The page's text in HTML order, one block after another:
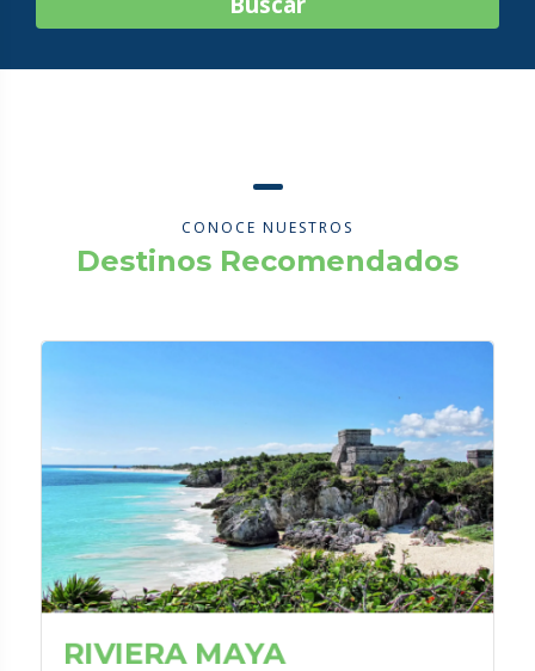
CONOCE NUESTROS
Destinos Recomendados
RIVIERA MAYA
¿QUÉ HACER?
Conoce sus majestuosos sitios
arqueológicos.
Ven a sus parques naturales y
tématicos que son únicos en el
mundo.
Maravíllate con sus increíbles cenotes.